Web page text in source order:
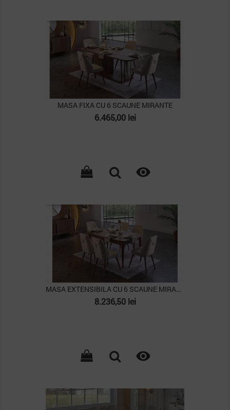
MASA FIXA CU 6 SCAUNE MIRANTE
Pret
6.465,00 lei

MASA EXTENSIBILA CU 6 SCAUNE MIRANTE
Pret
8.236,50 lei
